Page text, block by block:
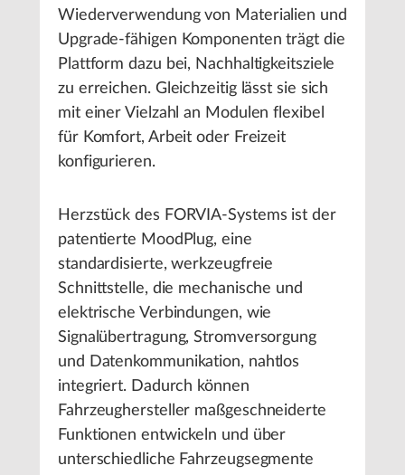
Wiederverwendung von Materialien und
Upgrade-fähigen Komponenten trägt die
Plattform dazu bei, Nachhaltigkeitsziele
zu erreichen. Gleichzeitig lässt sie sich
mit einer Vielzahl an Modulen flexibel
für Komfort, Arbeit oder Freizeit
konfigurieren.
Herzstück des FORVIA-Systems ist der
patentierte MoodPlug, eine
standardisierte, werkzeugfreie
Schnittstelle, die mechanische und
elektrische Verbindungen, wie
Signalübertragung, Stromversorgung
und Datenkommunikation, nahtlos
integriert. Dadurch können
Fahrzeughersteller maßgeschneiderte
Funktionen entwickeln und über
unterschiedliche Fahrzeugsegmente